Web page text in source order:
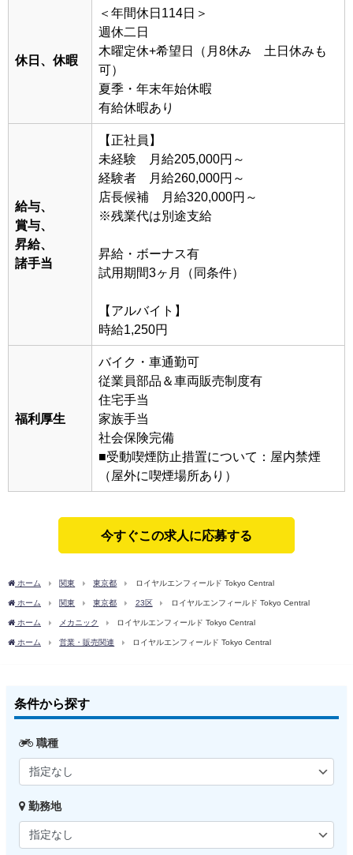
休日、休暇
＜年間休日114日＞
週休二日
木曜定休+希望日（月8休み 土日休みも
可）
夏季・年末年始休暇
有給休暇あり
給与、
賞与、
昇給、
諸手当
【正社員】
未経験 月給205,000円～
経験者 月給260,000円～
店長候補 月給320,000円～
※残業代は別途支給
昇給・ボーナス有
試用期間3ヶ月（同条件）
【アルバイト】
時給1,250円
福利厚生
バイク・車通勤可
従業員部品＆車両販売制度有
住宅手当
家族手当
社会保険完備
■受動喫煙防止措置について：屋内禁煙
（屋外に喫煙場所あり）
今すぐこの求人に応募する
ホーム 関東 東京都 ロイヤルエンフィールド Tokyo Central
ホーム 関東 東京都 23区 ロイヤルエンフィールド Tokyo Central
ホーム メカニック ロイヤルエンフィールド Tokyo Central
ホーム 営業・販売関連 ロイヤルエンフィールド Tokyo Central
条件から探す
職種
勤務地